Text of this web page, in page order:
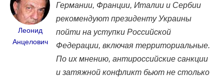
Леонид
Анцелович
Германии, Франции, Италии и Сербии
рекомендуют президенту Украины
пойти на уступки Российской
Федерации, включая территориальные.
По их мнению, антироссийские санкции
и затяжной конфликт бьют не столько